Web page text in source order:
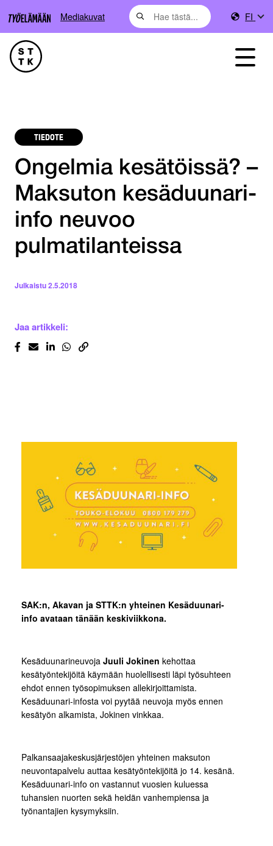
Mediakuvat FI
TIEDOTE
Ongelmia kesätöissä? –
Maksuton kesäduunari-
info neuvoo
pulmatilanteissa
Julkaistu2.5.2018
Jaa artikkeli:
SAK:n, Akavan ja STTK:n yhteinen Kesäduunari-
info avataan tänään keskiviikkona.
Kesäduunarineuvoja Juuli Jokinen kehottaa
kesätyöntekijöitä käymään huolellisesti läpi työsuhteen
ehdot ennen työsopimuksen allekirjoittamista.
Kesäduunari-infosta voi pyytää neuvoja myös ennen
kesätyön alkamista, Jokinen vinkkaa.
Palkansaajakeskusjärjestöjen yhteinen maksuton
neuvontapalvelu auttaa kesätyöntekijöitä jo 14. kesänä.
Kesäduunari-info on vastannut vuosien kuluessa
tuhansien nuorten sekä heidän vanhempiensa ja
työnantajien kysymyksiin.